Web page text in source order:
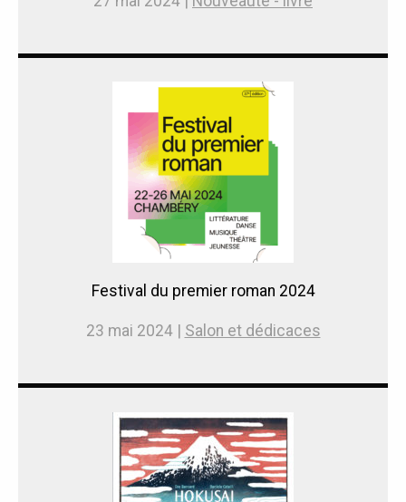
Festival du premier roman 2024
23 mai 2024 | Salon et dédicaces